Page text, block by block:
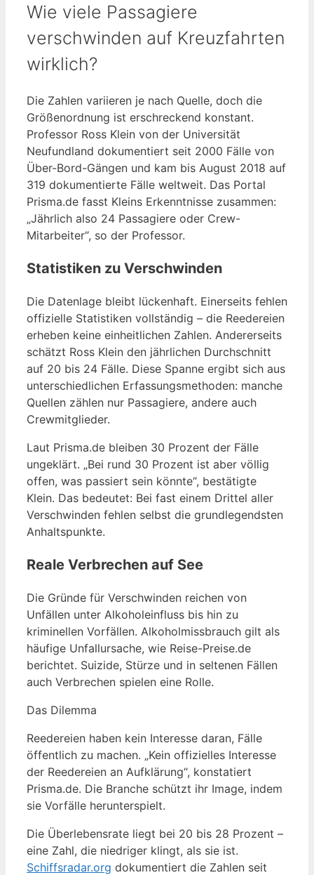
Wie viele Passagiere
verschwinden auf Kreuzfahrten
wirklich?
Die Zahlen variieren je nach Quelle, doch die
Größenordnung ist erschreckend konstant.
Professor Ross Klein von der Universität
Neufundland dokumentiert seit 2000 Fälle von
Über-Bord-Gängen und kam bis August 2018 auf
319 dokumentierte Fälle weltweit. Das Portal
Prisma.de fasst Kleins Erkenntnisse zusammen:
„Jährlich also 24 Passagiere oder Crew-
Mitarbeiter“, so der Professor.
Statistiken zu Verschwinden
Die Datenlage bleibt lückenhaft. Einerseits fehlen
offizielle Statistiken vollständig – die Reedereien
erheben keine einheitlichen Zahlen. Andererseits
schätzt Ross Klein den jährlichen Durchschnitt
auf 20 bis 24 Fälle. Diese Spanne ergibt sich aus
unterschiedlichen Erfassungsmethoden: manche
Quellen zählen nur Passagiere, andere auch
Crewmitglieder.
Laut Prisma.de bleiben 30 Prozent der Fälle
ungeklärt. „Bei rund 30 Prozent ist aber völlig
offen, was passiert sein könnte“, bestätigte
Klein. Das bedeutet: Bei fast einem Drittel aller
Verschwinden fehlen selbst die grundlegendsten
Anhaltspunkte.
Reale Verbrechen auf See
Die Gründe für Verschwinden reichen von
Unfällen unter Alkoholeinfluss bis hin zu
kriminellen Vorfällen. Alkoholmissbrauch gilt als
häufige Unfallursache, wie Reise-Preise.de
berichtet. Suizide, Stürze und in seltenen Fällen
auch Verbrechen spielen eine Rolle.
Das Dilemma
Reedereien haben kein Interesse daran, Fälle
öffentlich zu machen. „Kein offizielles Interesse
der Reedereien an Aufklärung“, konstatiert
Prisma.de. Die Branche schützt ihr Image, indem
sie Vorfälle herunterspielt.
Die Überlebensrate liegt bei 20 bis 28 Prozent –
eine Zahl, die niedriger klingt, als sie ist.
Schiffsradar.org dokumentiert die Zahlen seit